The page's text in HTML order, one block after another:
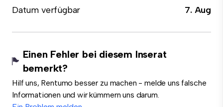
Datum verfügbar
7. Aug
Einen Fehler bei diesem Inserat
bemerkt?
Hilf uns, Rentumo besser zu machen - melde uns falsche
Informationen und wir kümmern uns darum.